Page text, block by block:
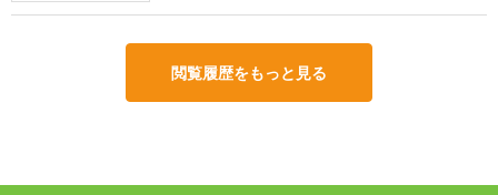
閲覧履歴をもっと見る